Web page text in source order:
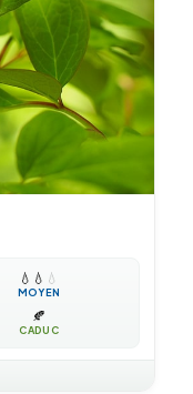
💧 💧 💧
MOYEN
🍂
CADUC